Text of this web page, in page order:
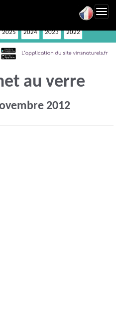
2025 2024 2023 2022
au verre
2012